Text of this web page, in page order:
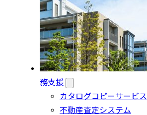
務支援
カタログコピーサービス
不動産査定システム